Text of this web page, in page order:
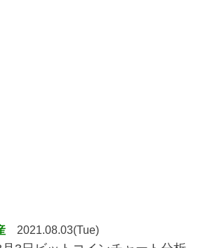
2021.08.03(Tue)